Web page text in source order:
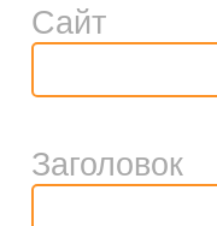
Сайт
Заголовок